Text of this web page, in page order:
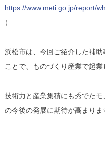
https://www.meti.go.jp/report/
）
浜松市は、今回ご紹介した補
ことで、ものづくり産業で起業
技術力と産業集積にも秀でた
の今後の発展に期待が高まりま